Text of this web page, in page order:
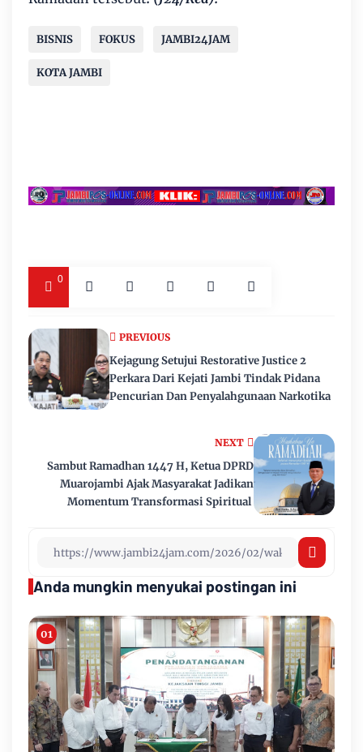
BISNIS FOKUS JAMBI24JAM
KOTA JAMBI
0
NEXT
Sambut Ramadhan 1447 H, Ketua DPRD
Muarojambi Ajak Masyarakat Jadikan
Momentum Transformasi Spiritual ‎
PREVIOUS
Kejagung Setujui Restorative Justice 2
Perkara Dari Kejati Jambi Tindak Pidana
Pencurian Dan Penyalahgunaan Narkotika
Anda mungkin menyukai postingan ini